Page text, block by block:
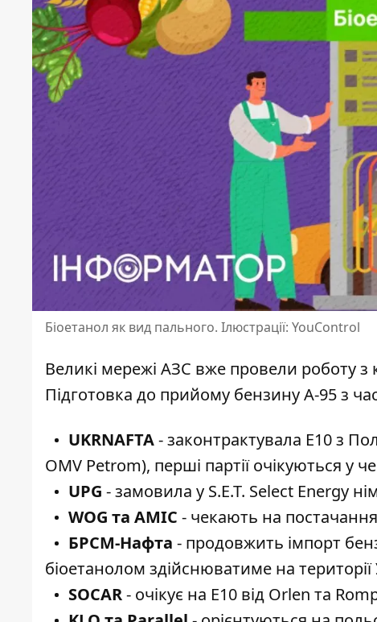
Біоетанол як вид пального. Ілюстрації: YouControl
Великі мережі АЗС вже провели роботу з
Підготовка до прийому бензину А-95 з
UKRNAFTA- законтрактувала Е10 з
OMV Petrom), перші партії очікуються у
UPG - замовила у S.E.T. Select Energy
WOG та AMIC - чекають на
БРСМ-Нафта - продовжить імпорт
біоетанолом здійснюватиме на території
SOCAR- очікує на Е10 від Orlen та